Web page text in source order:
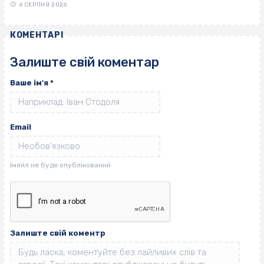
6 СЕРПНЯ 2026
КОМЕНТАРІ
Залиште свій коментар
Ваше ім'я *
Email
Залиште свій коментр